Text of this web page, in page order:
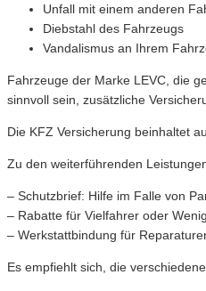
Unfall mit einem anderen
Diebstahl des Fahrzeugs
Vandalismus an Ihrem
Fahrzeuge der Marke LEVC, die
sinnvoll sein, zusätzliche
Die KFZ Versicherung beinhaltet
Zu den weiterführenden
– Schutzbrief: Hilfe im Falle von
– Rabatte für Vielfahrer oder
– Werkstattbindung für
Es empfiehlt sich, die